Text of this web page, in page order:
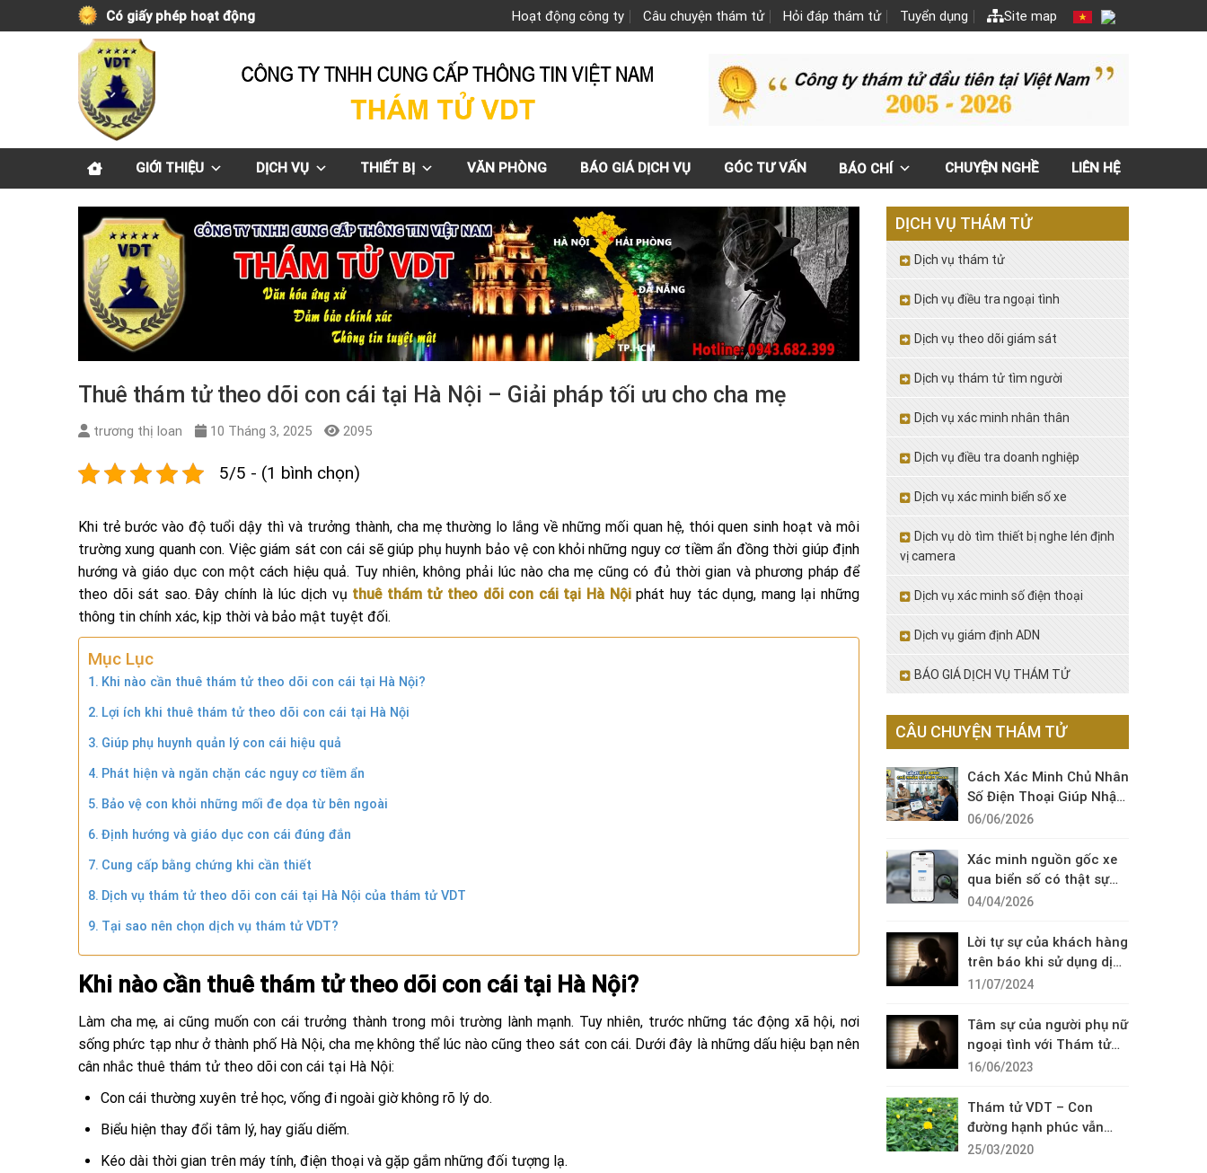
to
Có giấy phép hoạt động Hoạt động công ty Câu chuyện thám tử Hỏi đáp thám tử Tuyển dụng Site map
GIỚI THIỆU DỊCH VỤ THIẾT BỊ VĂN PHÒNG BÁO GIÁ DỊCH VỤ GÓC TƯ VẤN BÁO CHÍ CHUYỆN NGHỀ LIÊN HỆ
Thuê thám tử theo dõi con cái tại Hà Nội – Giải pháp tối ưu cho cha mẹ
trương thị loan 10 Tháng 3, 2025 2095
5/5 - (1 bình chọn)
Khi trẻ bước vào độ tuổi dậy thì và trưởng thành, cha mẹ thường lo lắng về những mối quan hệ, thói quen sinh hoạt và môi
trường xung quanh con. Việc giám sát con cái sẽ giúp phụ huynh bảo vệ con khỏi những nguy cơ tiềm ẩn đồng thời giúp định
hướng và giáo dục con một cách hiệu quả. Tuy nhiên, không phải lúc nào cha mẹ cũng có đủ thời gian và phương pháp để
theo dõi sát sao. Đây chính là lúc dịch vụ thuê thám tử theo dõi con cái tại Hà Nộiphát huy tác dụng, mang lại những
thông tin chính xác, kịp thời và bảo mật tuyệt đối.
Mục Lục
Khi nào cần thuê thám tử theo dõi con cái tại Hà Nội?
Lợi ích khi thuê thám tử theo dõi con cái tại Hà Nội
Giúp phụ huynh quản lý con cái hiệu quả
Phát hiện và ngăn chặn các nguy cơ tiềm ẩn
Bảo vệ con khỏi những mối đe dọa từ bên ngoài
Định hướng và giáo dục con cái đúng đắn
Cung cấp bằng chứng khi cần thiết
Dịch vụ thám tử theo dõi con cái tại Hà Nội của thám tử VDT
Tại sao nên chọn dịch vụ thám tử VDT?
Khi nào cần thuê thám tử theo dõi con cái tại Hà Nội?
Làm cha mẹ, ai cũng muốn con cái trưởng thành trong môi trường lành mạnh. Tuy nhiên, trước những tác động xã hội, nơi
sống phức tạp như ở thành phố Hà Nội, cha mẹ không thể lúc nào cũng theo sát con cái. Dưới đây là những dấu hiệu bạn nên
cân nhắc thuê thám tử theo dõi con cái tại Hà Nội:
Con cái thường xuyên trẻ học, vống đi ngoài giờ không rõ lý do.
Biểu hiện thay đổi tâm lý, hay giấu diếm.
Kéo dài thời gian trên máy tính, điện thoại và gặp gắm những đối tượng lạ.
DỊCH VỤ THÁM TỬ
Dịch vụ thám tử
Dịch vụ điều tra ngoại tình
Dịch vụ theo dõi giám sát
Dịch vụ thám tử tìm người
Dịch vụ xác minh nhân thân
Dịch vụ điều tra doanh nghiệp
Dịch vụ xác minh biển số xe
Dịch vụ dò tìm thiết bị nghe lén định
vị camera
Dịch vụ xác minh số điện thoại
Dịch vụ giám định ADN
BÁO GIÁ DỊCH VỤ THÁM TỬ
CÂU CHUYỆN THÁM TỬ
Cách Xác Minh Chủ Nhân
Số Điện Thoại Giúp Nhận
Diện Cuộc Gọi Đáng Ngờ
06/06/2026
Xác minh nguồn gốc xe
qua biển số có thật sự
cần thiết?
04/04/2026
Lời tự sự của khách hàng
trên báo khi sử dụng dịch
vụ thám tử sài gòn VDT
11/07/2024
Tâm sự của người phụ nữ
ngoại tình với Thám tử
VDT
16/06/2023
Thám tử VDT – Con
đường hạnh phúc vẫn
còn đó !
25/03/2020